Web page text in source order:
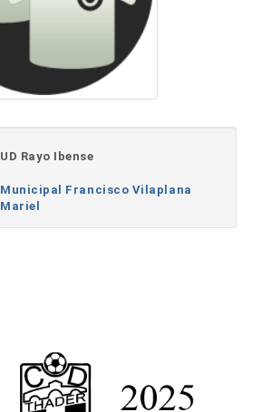
UD Rayo Ibense
Municipal Francisco Vilaplana
Mariel